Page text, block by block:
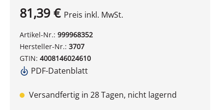
81,39 € Preis inkl. MwSt.
Artikel-Nr.: 999968352
Hersteller-Nr.: 3707
GTIN: 4008146024610
PDF-Datenblatt
Versandfertig in 28 Tagen, nicht lagernd